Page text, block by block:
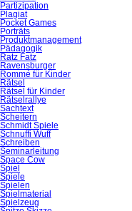
Partizipation
Plagiat
Pocket Games
Porträts
Produktmanagement
Pädagogik
Ratz Fatz
Ravensburger
Rommé für Kinder
Rätsel
Rätsel für Kinder
Rätselrallye
Sachtext
Scheitern
Schmidt Spiele
Schnuffi Wuff
Schreiben
Seminarleitung
Space Cow
Spiel
Spiele
Spielen
Spielmaterial
Spielzeug